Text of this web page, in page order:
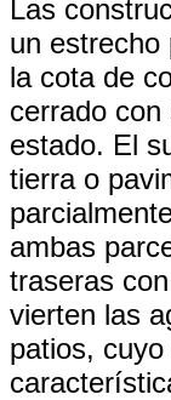
Las
un estrecho
la cota de
cerrado
estado. El
tierra o
ambas
traseras
vierten las
patios,